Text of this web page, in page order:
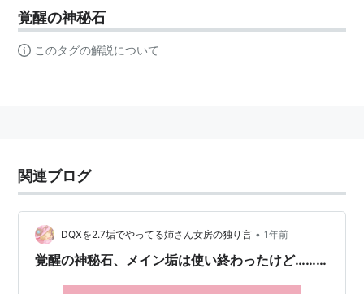
覚醒の神秘石
このタグの解説について
関連ブログ
DQXを2.7垢でやってる姉さん女房の独り言 • 1年前
覚醒の神秘石、メイン垢は使い終わったけど………